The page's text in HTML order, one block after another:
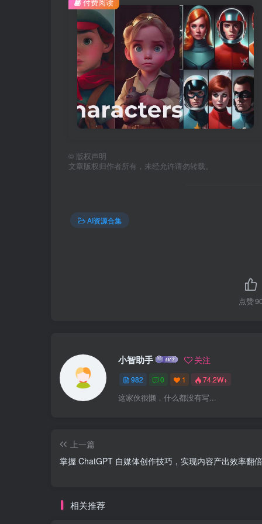
© 版权声明
文章版权归作者所有，未经允许请勿转载。
AI资源合集
点赞
小智助手 关注
982 0 1 74.2W+
这家伙很懒，什么都没有写...
上一篇
掌握 ChatGPT 自媒体创作技巧，实现内容产出效率翻
相关推荐